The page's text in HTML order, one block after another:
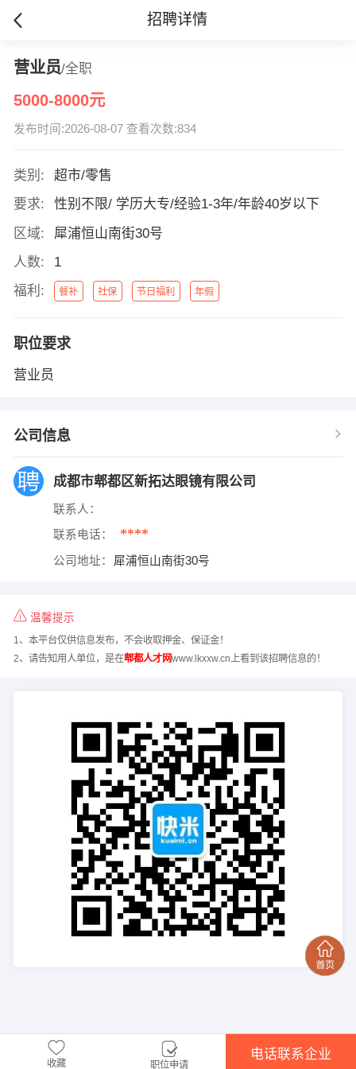
招聘详情
营业员/全职
5000-8000元
发布时间:2026-08-07 查看次数:834
类别:
超市/零售
要求:
性别不限/ 学历大专/经验1-3年/年龄40岁以下
区域:
犀浦恒山南街30号
人数:
1
福利:
餐补 社保 节日福利 年假
职位要求
营业员
公司信息
成都市郫都区新拓达眼镜有限公司
联系人：
联系电话： ****
公司地址： 犀浦恒山南街30号
温馨提示
1、本平台仅供信息发布，不会收取押金、保证金！
2、请告知用人单位，是在郫都人才网www.lkxxw.cn上看到该招聘信息的！
收藏 职位申请
电话联系企业